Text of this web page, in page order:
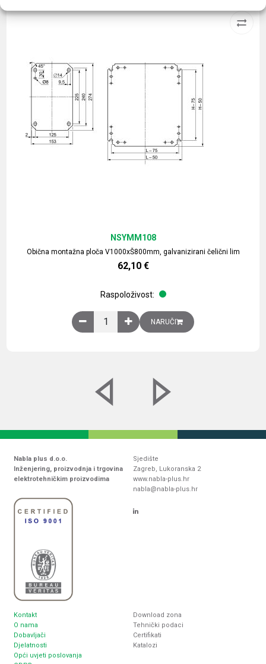
Obična montažna ploča V1000xŠ800mm, galvanizirani čelični lim
NSYMM108
62,10 €
Raspoloživost:
Obična montažna ploča V1000xŠ800mm,
NARUČI
Nabla plus d.o.o.
Inženjering, proizvodnja i trgovina
elektrotehničkim proizvodima
Sjedište
Zagreb, Lukoranska 2
www.nabla-plus.hr
nabla@nabla-plus.hr
Kontakt
O nama
Dobavljači
Djelatnosti
Opći uvjeti poslovanja
Download zona
Tehnički podaci
Certifikati
Katalozi